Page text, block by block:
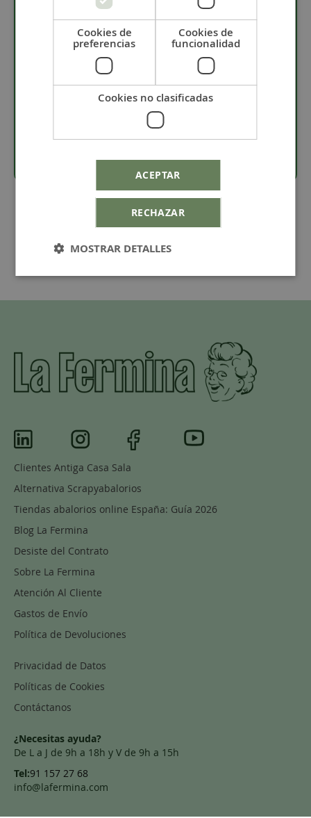
· Chapa de acero inoxidable.
· Baño flash dorado.
· Diámetro de 25 mm.
· Taladro de 1 mm.
· Pieza especial para personalizar con nuestro
servicio de grabado láser.
Clientes Antiga Casa Sala
Alternativa Scrapyabalorios
Tiendas abalorios online España: Guía 2026
Blog La Fermina
Desiste del Contrato
Sobre La Fermina
Atención Al Cliente
Gastos de Envío
Política de Devoluciones
Privacidad de Datos
Políticas de Cookies
Contáctanos
¿Necesitas ayuda?
De L a J de 9h a 18h y V de 9h a 15h
Tel:91 157 27 68
info@lafermina.com
Cookies de
preferencias
Cookies de
funcionalidad
Cookies no clasificadas
ACEPTAR
RECHAZAR
MOSTRAR DETALLES